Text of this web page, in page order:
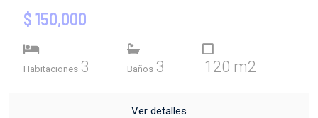
$ 150,000
Habitaciones 3 Baños 3 120 m2
Ver detalles